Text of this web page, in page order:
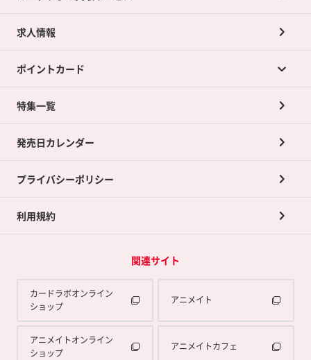
カードラボの買取サービスTOP
店舗買取について
ネット買取について
買取承諾書について
求人情報
ポイントカード
ポイントカードTOP
ポイント交換景品
特集一覧
発売日カレンダー
プライバシーポリシー
利用規約
関連サイト
カードラボオンライン
ショップ
アニメイト
アニメイトオンライン
ショップ
アニメイトカフェ